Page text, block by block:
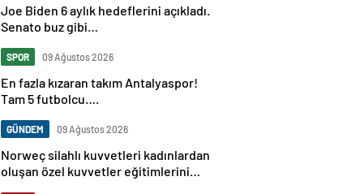
Joe Biden 6 aylık hedeflerini açıkladı.
Senato buz gibi…
SPOR 09 Ağustos 2026
En fazla kızaran takım Antalyaspor!
Tam 5 futbolcu….
GÜNDEM 09 Ağustos 2026
Norweç silahlı kuvvetleri kadınlardan
oluşan özel kuvvetler eğitimlerini